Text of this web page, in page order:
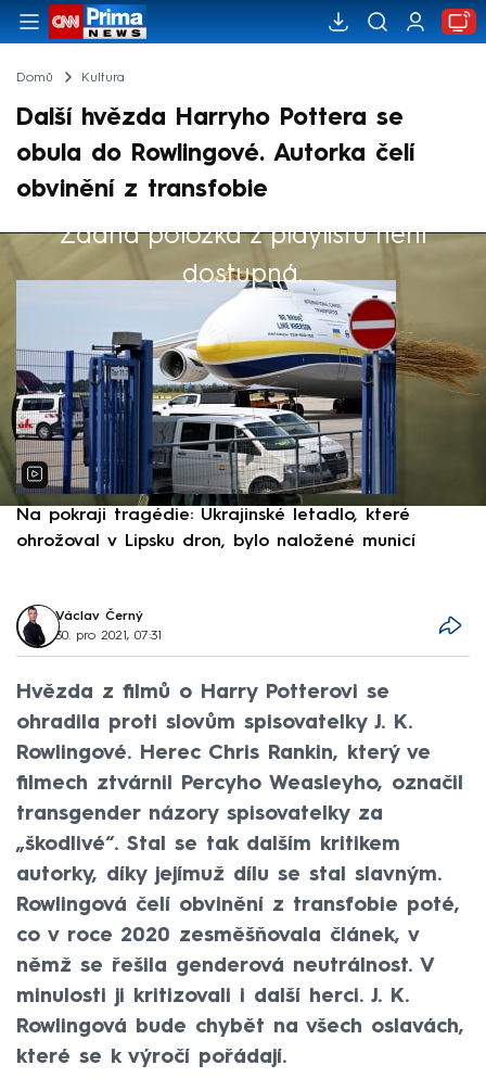
Domů Kultura
Další hvězda Harryho Pottera se
obula do Rowlingové. Autorka čelí
obvinění z transfobie
Žádná položka z playlistu není
dostupná.
Výběr redakce
Na pokraji tragédie: Ukrajinské letadlo, které
ohrožoval v Lipsku dron, bylo naložené municí
Václav Černý
30. pro 2021, 07:31
Hvězda z filmů o Harry Potterovi se
ohradila proti slovům spisovatelky J. K.
Rowlingové. Herec Chris Rankin, který ve
filmech ztvárnil Percyho Weasleyho, označil
transgender názory spisovatelky za
„škodlivé“. Stal se tak dalším kritikem
autorky, díky jejímuž dílu se stal slavným.
Rowlingová čelí obvinění z transfobie poté,
co v roce 2020 zesměšňovala článek, v
němž se řešila genderová neutrálnost. V
minulosti ji kritizovali i další herci. J. K.
Rowlingová bude chybět na všech oslavách,
které se k výročí pořádají.